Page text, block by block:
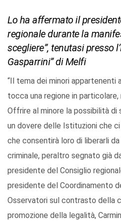
Lo ha affermato il
regionale durante la
scegliere”, tenutasi presso
Gasparrini” di Melfi
“Il tema dei minori appartenenti
tocca una regione in
Offrire al minore la possibilità
un dovere delle Istituzioni che
che consentirà loro di liberarli
criminale, peraltro segnato già
presidente del Consiglio
presidente del Coordinamento
Osservatori sul contrasto della
promozione della legalità,